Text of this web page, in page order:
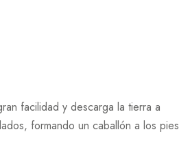
facilidad y descarga la tierra a
formando un caballón a los pies